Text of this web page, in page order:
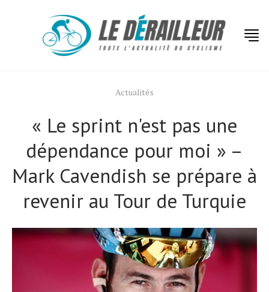
Actualités
« Le sprint n'est pas une
dépendance pour moi » –
Mark Cavendish se prépare à
revenir au Tour de Turquie